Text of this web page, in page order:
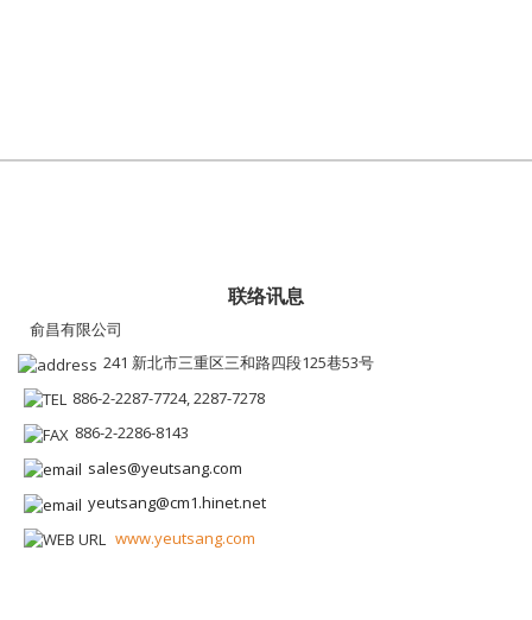
联络讯息
俞昌有限公司
241 新北市三重区三和路四段125巷53号
886-2-2287-7724, 2287-7278
886-2-2286-8143
sales@yeutsang.com
yeutsang@cm1.hinet.net
www.yeutsang.com